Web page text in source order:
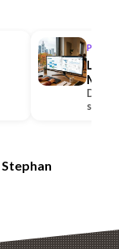
Profi
Die
Stephan